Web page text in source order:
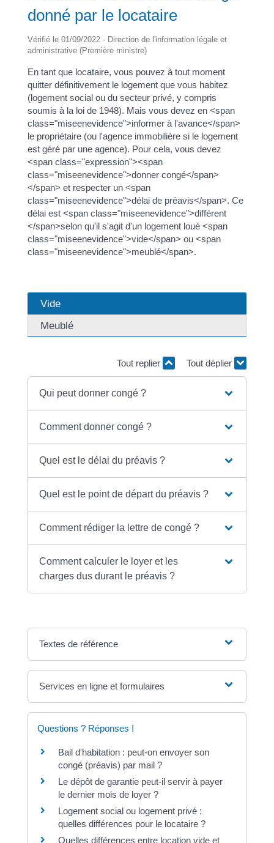
donné par le locataire
Vérifié le 01/09/2022 - Direction de l'information légale et
administrative (Première ministre)
En tant que locataire, vous pouvez à tout moment
quitter définitivement le logement que vous habitez
(logement social ou du secteur privé, y compris
soumis à la loi de 1948). Mais vous devez en <span
class="miseenevidence">informer à l'avance</span>
le propriétaire (ou l'agence immobilière si le logement
est géré par une agence). Pour cela, vous devez
<span class="expression"><span
class="miseenevidence">donner congé</span>
</span> et respecter un <span
class="miseenevidence">délai de préavis</span>. Ce
délai est <span class="miseenevidence">différent
</span>selon qu'il s'agit d'un logement loué <span
class="miseenevidence">vide</span> ou <span
class="miseenevidence">meublé</span>.
Vide
Meublé
Tout replier Tout déplier
Qui peut donner congé ?
Comment donner congé ?
Quel est le délai du préavis ?
Quel est le point de départ du préavis ?
Comment rédiger la lettre de congé ?
Comment calculer le loyer et les
charges dus durant le préavis ?
Textes de référence
Services en ligne et formulaires
Questions ? Réponses !
Bail d'habitation : peut-on envoyer son
congé (préavis) par mail ?
Le dépôt de garantie peut-il servir à payer
le dernier mois de loyer ?
Logement social ou logement privé :
quelles différences pour le locataire ?
Quelles différences entre location vide et